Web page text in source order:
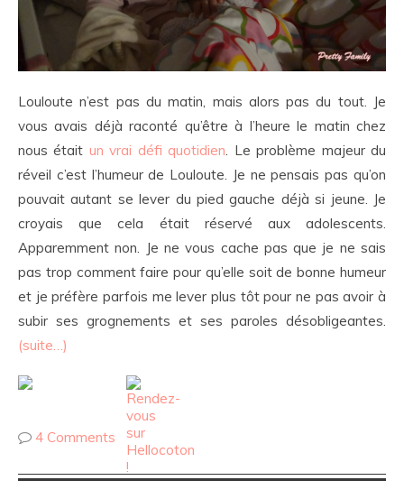
Louloute n’est pas du matin, mais alors pas du tout. Je
vous avais déjà raconté qu’être à l’heure le matin chez
nous était un vrai défi quotidien. Le problème majeur du
réveil c’est l’humeur de Louloute. Je ne pensais pas qu’on
pouvait autant se lever du pied gauche déjà si jeune. Je
croyais que cela était réservé aux adolescents.
Apparemment non. Je ne vous cache pas que je ne sais
pas trop comment faire pour qu’elle soit de bonne humeur
et je préfère parfois me lever plus tôt pour ne pas avoir à
subir ses grognements et ses paroles désobligeantes.
(suite…)
4 Comments